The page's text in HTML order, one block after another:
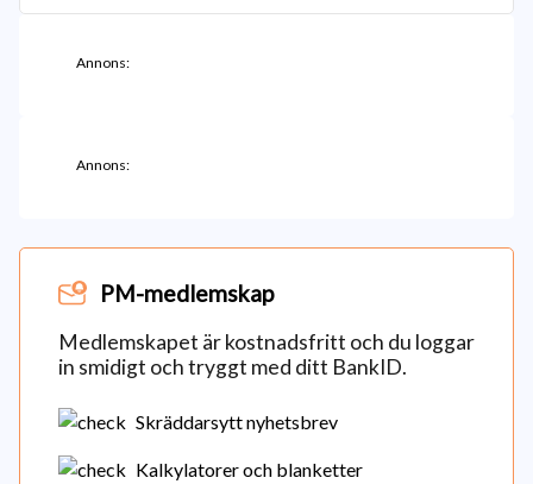
Annons:
Annons:
PM-medlemskap
Medlemskapet är kostnadsfritt och du loggar
in smidigt och tryggt med ditt BankID.
Skräddarsytt nyhetsbrev
Kalkylatorer och blanketter